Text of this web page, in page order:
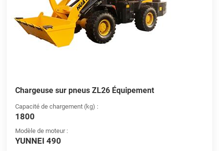
Chargeuse sur pneus ZL26 Équipement
Capacité de chargement (kg) :
1800
Modèle de moteur :
YUNNEI 490